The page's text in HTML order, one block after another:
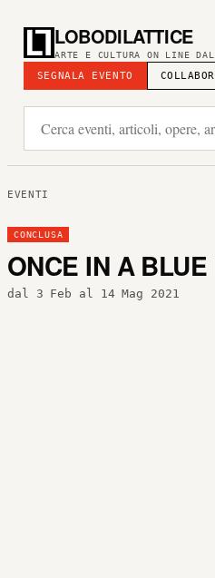
LOBODILATTICE
ARTE E CULTURA ON LINE
SEGNALA EVENTO
EVENTI
CONCLUSA
ONCE IN A
dal 3 Feb al 14 Mag 2021